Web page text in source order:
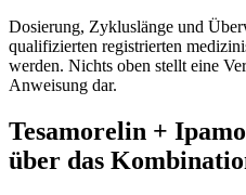
Dosierung, Zykluslänge und
qualifizierten registrierten
werden. Nichts oben stellt eine
Anweisung dar.
Tesamorelin +
über das